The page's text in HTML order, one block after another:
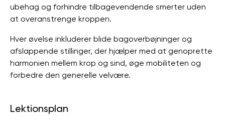
ubehag og forhindre tilbagevendende smerter uden
at overanstrenge kroppen.
Hver øvelse inkluderer blide bagoverbøjninger og
afslappende stillinger, der hjælper med at genoprette
harmonien mellem krop og sind, øge mobiliteten og
forbedre den generelle velvære.
Lektionsplan